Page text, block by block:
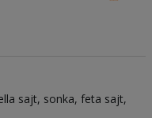
sajt sonka feta sajt